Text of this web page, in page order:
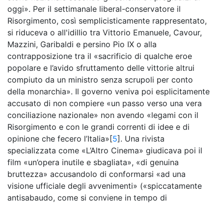
oggi». Per il settimanale liberal-conservatore il
Risorgimento, così semplicisticamente rappresentato,
si riduceva o all'idillio tra Vittorio Emanuele, Cavour,
Mazzini, Garibaldi e persino Pio IX o alla
contrapposizione tra il «sacrificio di qualche eroe
popolare e l’avido sfruttamento delle vittorie altrui
compiuto da un ministro senza scrupoli per conto
della monarchia». Il governo veniva poi esplicitamente
accusato di non compiere «un passo verso una vera
conciliazione nazionale» non avendo «legami con il
Risorgimento e con le grandi correnti di idee e di
opinione che fecero l’Italia»[5]. Una rivista
specializzata come «L’Altro Cinema» giudicava poi il
film «un’opera inutile e sbagliata», «di genuina
bruttezza» accusandolo di conformarsi «ad una
visione ufficiale degli avvenimenti» («spiccatamente
antisabaudo, come si conviene in tempo di